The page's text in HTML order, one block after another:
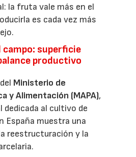
la fruta vale más en el
es cada vez más
campo: superficie
productivo
Ministerio de
y Alimentación (MAPA),
al cultivo de
España muestra una
reestructuración y la